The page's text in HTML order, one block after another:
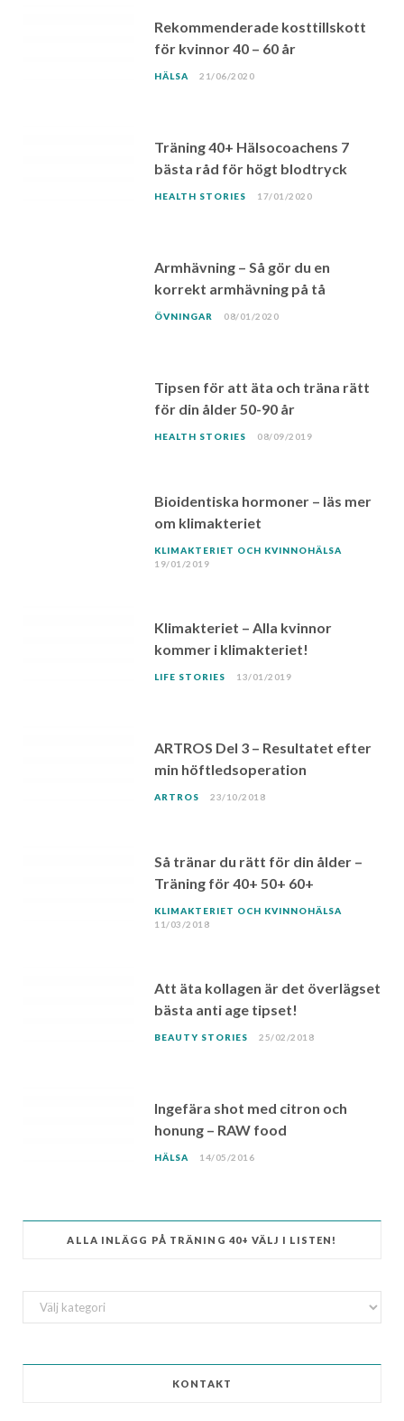
Rekommenderade kosttillskott
för kvinnor 40 – 60 år
HÄLSA 21/06/2020
Träning 40+ Hälsocoachens 7
bästa råd för högt blodtryck
HEALTH STORIES 17/01/2020
Armhävning – Så gör du en
korrekt armhävning på tå
ÖVNINGAR 08/01/2020
Tipsen för att äta och träna rätt
för din ålder 50-90 år
HEALTH STORIES 08/09/2019
Bioidentiska hormoner – läs mer
om klimakteriet
KLIMAKTERIET OCH KVINNOHÄLSA
19/01/2019
Klimakteriet – Alla kvinnor
kommer i klimakteriet!
LIFE STORIES 13/01/2019
ARTROS Del 3 – Resultatet efter
min höftledsoperation
ARTROS 23/10/2018
Så tränar du rätt för din ålder –
Träning för 40+ 50+ 60+
KLIMAKTERIET OCH KVINNOHÄLSA
11/03/2018
Att äta kollagen är det överlägset
bästa anti age tipset!
BEAUTY STORIES 25/02/2018
Ingefära shot med citron och
honung – RAW food
HÄLSA 14/05/2016
ALLA INLÄGG PÅ TRÄNING 40+ VÄLJ I LISTEN!
ALLA
INLÄGG
KONTAKT